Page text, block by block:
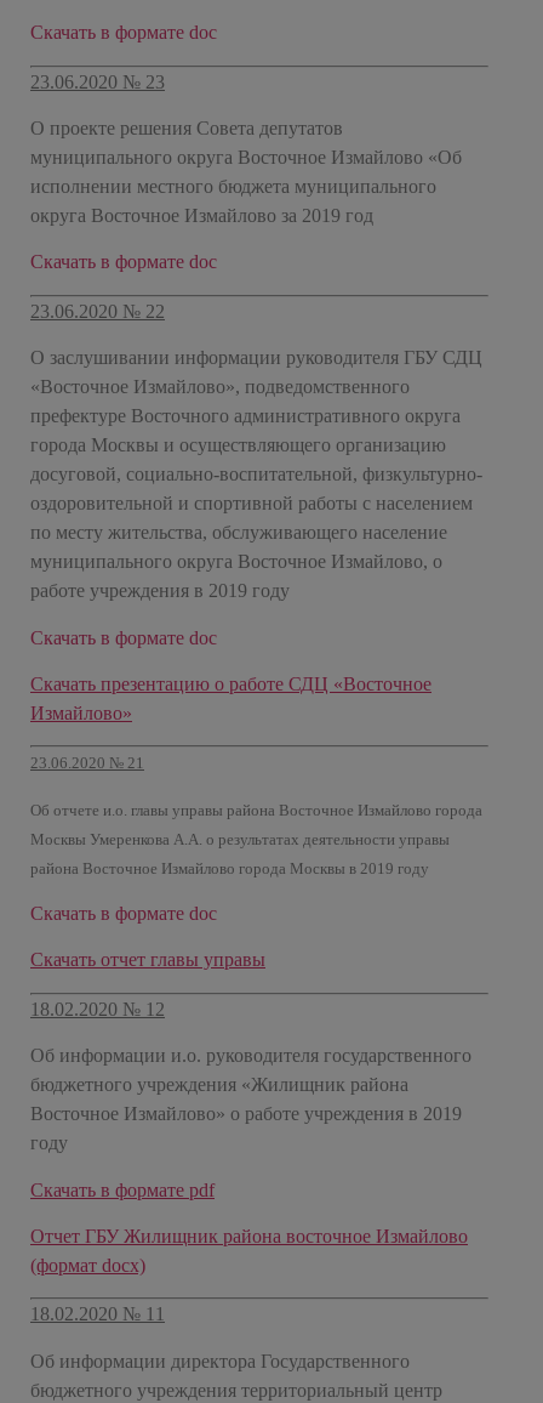
Скачать в формате doc
23.06.2020 № 23
О проекте решения Совета депутатов
муниципального округа Восточное Измайлово «Об
исполнении местного бюджета муниципального
округа Восточное Измайлово за 2019 год
Скачать в формате doc
23.06.2020 № 22
О заслушивании информации руководителя ГБУ СДЦ
«Восточное Измайлово», подведомственного
префектуре Восточного административного округа
города Москвы и осуществляющего организацию
досуговой, социально-воспитательной, физкультурно-
оздоровительной и спортивной работы с населением
по месту жительства, обслуживающего население
муниципального округа Восточное Измайлово, о
работе учреждения в 2019 году
Скачать в формате doc
Скачать презентацию о работе СДЦ «Восточное
Измайлово»
23.06.2020 № 21
Об отчете и.о. главы управы района Восточное Измайлово города
Москвы Умеренкова А.А. о результатах деятельности управы
района Восточное Измайлово города Москвы в 2019 году
Скачать в формате doc
Скачать отчет главы управы
18.02.2020 № 12
Об информации и.о. руководителя государственного
бюджетного учреждения «Жилищник района
Восточное Измайлово» о работе учреждения в 2019
году
Скачать в формате pdf
Отчет ГБУ Жилищник района восточное Измайлово
(формат docx)
18.02.2020 № 11
Об информации директора Государственного
бюджетного учреждения территориальный центр